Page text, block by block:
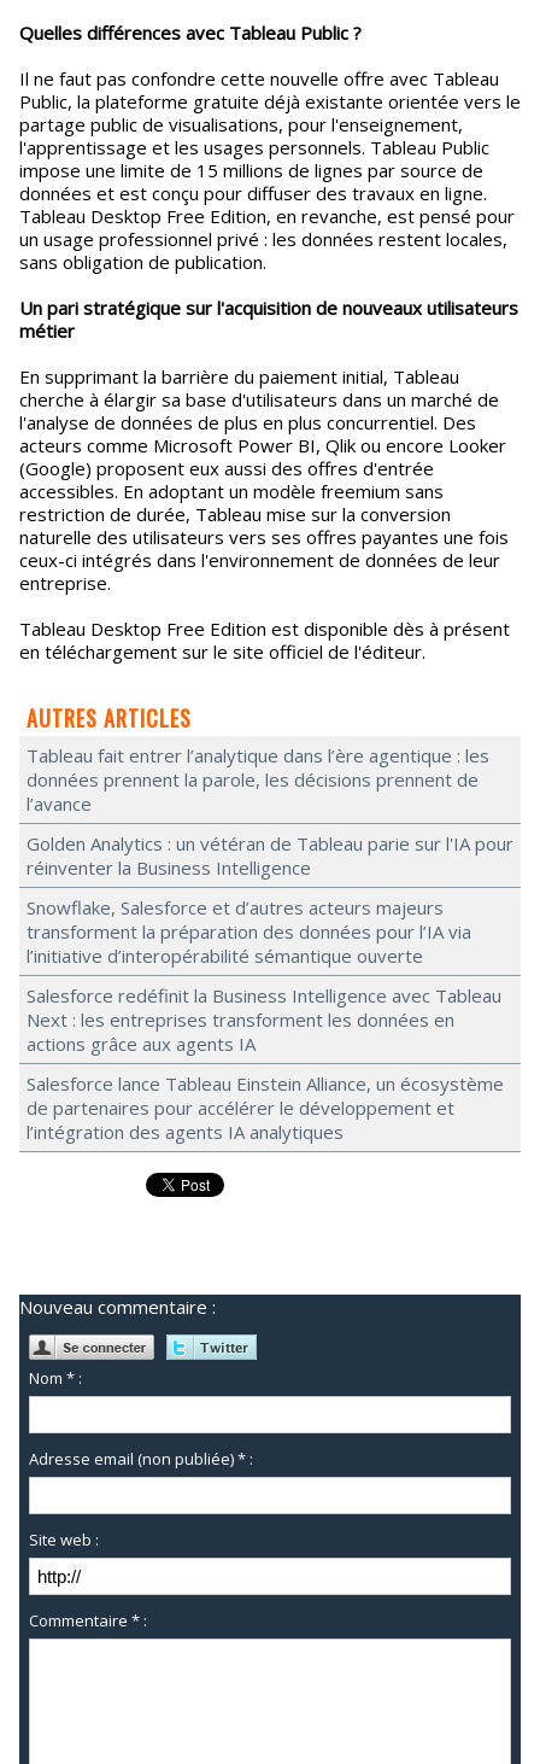
Quelles différences avec Tableau Public ?
Il ne faut pas confondre cette nouvelle offre avec Tableau
Public, la plateforme gratuite déjà existante orientée vers le
partage public de visualisations, pour l'enseignement,
l'apprentissage et les usages personnels. Tableau Public
impose une limite de 15 millions de lignes par source de
données et est conçu pour diffuser des travaux en ligne.
Tableau Desktop Free Edition, en revanche, est pensé pour
un usage professionnel privé : les données restent locales,
sans obligation de publication.
Un pari stratégique sur l'acquisition de nouveaux utilisateurs
métier
En supprimant la barrière du paiement initial, Tableau
cherche à élargir sa base d'utilisateurs dans un marché de
l'analyse de données de plus en plus concurrentiel. Des
acteurs comme Microsoft Power BI, Qlik ou encore Looker
(Google) proposent eux aussi des offres d'entrée
accessibles. En adoptant un modèle freemium sans
restriction de durée, Tableau mise sur la conversion
naturelle des utilisateurs vers ses offres payantes une fois
ceux-ci intégrés dans l'environnement de données de leur
entreprise.
Tableau Desktop Free Edition est disponible dès à présent
en téléchargement sur le site officiel de l'éditeur.
AUTRES ARTICLES
Tableau fait entrer l’analytique dans l’ère agentique : les
données prennent la parole, les décisions prennent de
l’avance
Golden Analytics : un vétéran de Tableau parie sur l'IA pour
réinventer la Business Intelligence
Snowflake, Salesforce et d’autres acteurs majeurs
transforment la préparation des données pour l’IA via
l’initiative d’interopérabilité sémantique ouverte
Salesforce redéfinit la Business Intelligence avec Tableau
Next : les entreprises transforment les données en
actions grâce aux agents IA
Salesforce lance Tableau Einstein Alliance, un écosystème
de partenaires pour accélérer le développement et
l’intégration des agents IA analytiques
Nouveau commentaire :
Nom * :
Adresse email (non publiée) * :
Site web :
Commentaire * :